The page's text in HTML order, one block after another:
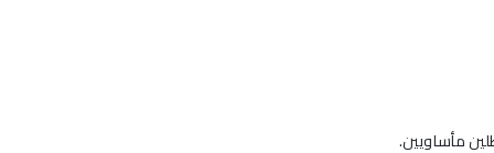
مأساويين.